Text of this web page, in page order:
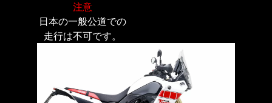
注意
日本の一般公道での
走行は不可です。